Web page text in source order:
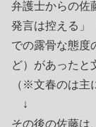
弁護士からの佐
発言は控える」
での露骨な態度
ど）があったと
（※文春のは主
↓
その後の佐藤は